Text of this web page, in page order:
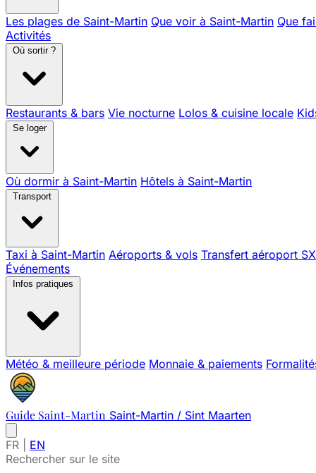
Les plages de Saint-Martin Que voir à Saint-Martin Que
Activités
Où sortir ?
Restaurants & bars Vie nocturne Lolos & cuisine locale
Se loger
Où dormir à Saint-Martin Hôtels à Saint-Martin
Transport
Taxi à Saint-Martin Aéroports & vols Transfert aéroport
Événements
Infos pratiques
Météo & meilleure période Monnaie & paiements
Guide Saint-Martin Saint-Martin / Sint Maarten
FR
EN
Rechercher sur le site